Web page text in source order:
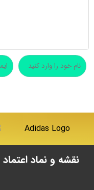
نقشه و نماد اعتماد